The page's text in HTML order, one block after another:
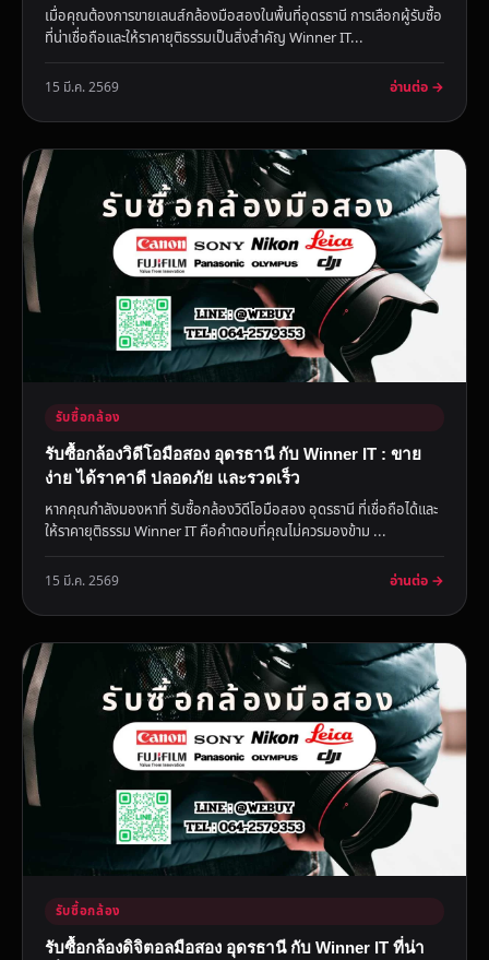
เมื่อคุณต้องการขายเลนส์กล้องมือสองในพื้นที่อุดรธานี การเลือกผู้รับซื้อ
ที่น่าเชื่อถือและให้ราคายุติธรรมเป็นสิ่งสำคัญ Winner IT...
15 มี.ค. 2569 อ่านต่อ →
รับซื้อกล้อง
รับซื้อกล้องวิดีโอมือสอง อุดรธานี กับ Winner IT : ขาย
ง่าย ได้ราคาดี ปลอดภัย และรวดเร็ว
หากคุณกำลังมองหาที่ รับซื้อกล้องวิดีโอมือสอง อุดรธานี ที่เชื่อถือได้และ
ให้ราคายุติธรรม Winner IT คือคำตอบที่คุณไม่ควรมองข้าม ...
15 มี.ค. 2569 อ่านต่อ →
รับซื้อกล้อง
รับซื้อกล้องดิจิตอลมือสอง อุดรธานี กับ Winner IT ที่น่า